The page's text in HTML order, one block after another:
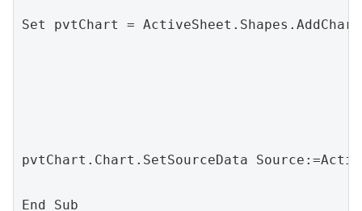
Set pvtChart =
pvtChart.Chart.SetSourceData
End Sub